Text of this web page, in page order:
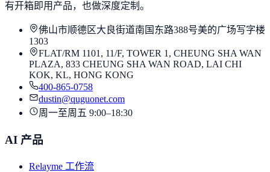
有开箱即用产品，也做深度定制。
佛山市顺德区大良街道南国东路388号美的广场写字楼
1303
FLAT/RM 1101, 11/F, TOWER 1, CHEUNG SHA WAN
PLAZA, 833 CHEUNG SHA WAN ROAD, LAI CHI
KOK, KL, HONG KONG
400-865-0758
dustin@quguonet.com
周一至周五 9:00–18:30
AI 产品
Relayme 工作流